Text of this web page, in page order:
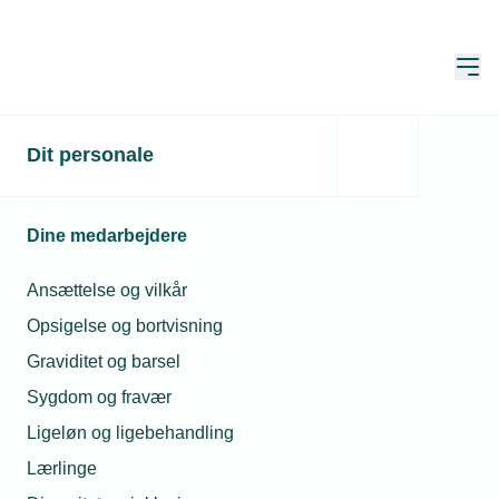
Dit personale
Dine medarbejdere
Ansættelse og vilkår
Opsigelse og bortvisning
Graviditet og barsel
Sygdom og fravær
Ligeløn og ligebehandling
Lærlinge
Ny salgs- og
Mattsson Mora Group
Publiceret: 07. jun. 2019
Hasse Bie Nielsen, 44 år, er netop startet som
salgs- og projektrådgiver for Damixa, Mora og FM